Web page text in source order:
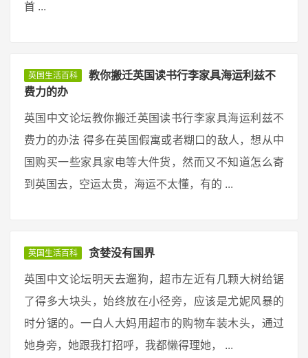
首 ...
英国生活百科
教你搬迁英国读书行李家具海运利兹不
费力的办
英国中文论坛教你搬迁英国读书行李家具海运利兹不
费力的办法 得多在英国假寓或者糊口的敌人，想从中
国购买一些家具家电等大件货，然而又不知道怎么寄
到英国去，空运太贵，海运不太懂，有的 ...
英国生活百科 贪婪没有国界
英国中文论坛明天去遛狗，超市左近有几颗大树给锯
了得多大块头，始终放在小径旁，应该是尤妮风暴的
时分锯的。一白人大妈用超市的购物车装木头，通过
她身旁，她跟我打招呼，我都懒得理她， ...